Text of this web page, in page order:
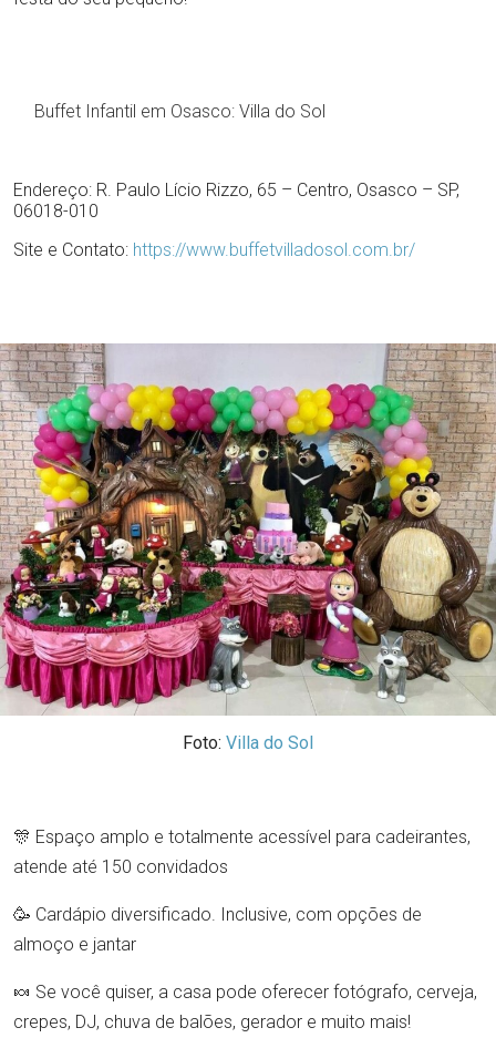
Buffet Infantil em Osasco: Villa do Sol
Endereço: R. Paulo Lício Rizzo, 65 – Centro, Osasco – SP,
06018-010
Site e Contato: https://www.buffetvilladosol.com.br/
Foto: Villa do Sol
🎊 Espaço amplo e totalmente acessível para cadeirantes,
atende até 150 convidados
🥳 Cardápio diversificado. Inclusive, com opções de
almoço e jantar
🍬 Se você quiser, a casa pode oferecer fotógrafo, cerveja,
crepes, DJ, chuva de balões, gerador e muito mais!